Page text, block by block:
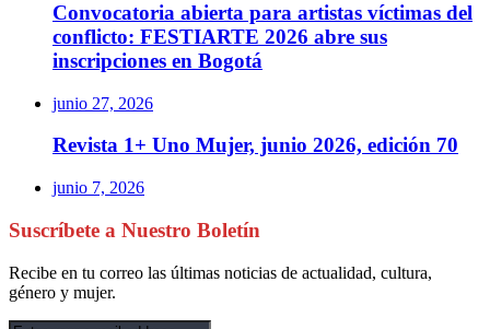
Convocatoria abierta para artistas víctimas del
conflicto: FESTIARTE 2026 abre sus
inscripciones en Bogotá
junio 27, 2026
Revista 1+ Uno Mujer, junio 2026, edición 70
junio 7, 2026
Suscríbete a Nuestro Boletín
Recibe en tu correo las últimas noticias de actualidad, cultura,
género y mujer.